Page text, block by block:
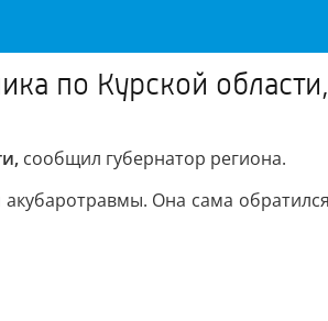
по Курской
сообщил губернатор региона.
Она сама